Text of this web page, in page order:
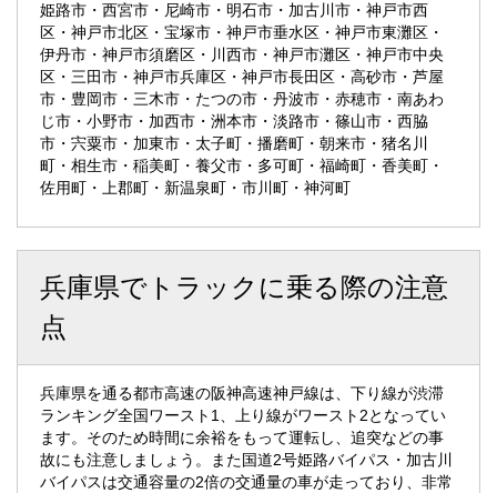
姫路市・西宮市・尼崎市・明石市・加古川市・神戸市西
区・神戸市北区・宝塚市・神戸市垂水区・神戸市東灘区・
伊丹市・神戸市須磨区・川西市・神戸市灘区・神戸市中央
区・三田市・神戸市兵庫区・神戸市長田区・高砂市・芦屋
市・豊岡市・三木市・たつの市・丹波市・赤穂市・南あわ
じ市・小野市・加西市・洲本市・淡路市・篠山市・西脇
市・宍粟市・加東市・太子町・播磨町・朝来市・猪名川
町・相生市・稲美町・養父市・多可町・福崎町・香美町・
佐用町・上郡町・新温泉町・市川町・神河町
兵庫県でトラックに乗る際の注意
点
兵庫県を通る都市高速の阪神高速神戸線は、下り線が渋滞
ランキング全国ワースト1、上り線がワースト2となってい
ます。そのため時間に余裕をもって運転し、追突などの事
故にも注意しましょう。また国道2号姫路バイパス・加古川
バイパスは交通容量の2倍の交通量の車が走っており、非常